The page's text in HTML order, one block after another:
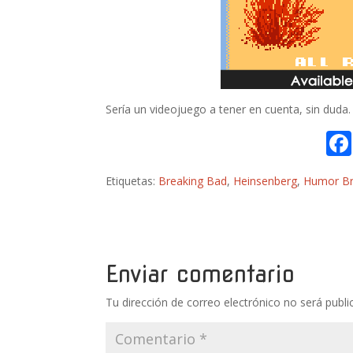
Sería un videojuego a tener en cuenta, sin duda.
Etiquetas: Breaking Bad, Heinsenberg, Humor
Enviar comentario
Tu dirección de correo electrónico no será